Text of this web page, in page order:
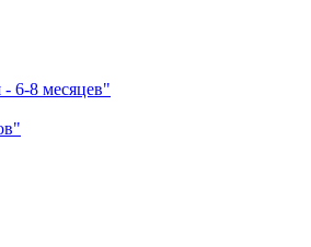
6-8 месяцев"